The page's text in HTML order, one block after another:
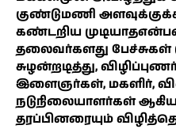
குண்டுமணி
கண்டறிய
தலைவர்களது பேச்சுகள்
சுழன்றடித்து,
இளைஞர்கள், மகளிர்,
நடுநிலையாளர்கள்
தரப்பினரையும்